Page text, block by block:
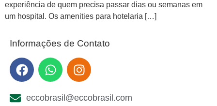
experiência de quem precisa passar dias ou semanas em
um hospital. Os amenities para hotelaria […]
Informações de Contato
eccobrasil@eccobrasil.com